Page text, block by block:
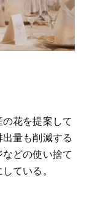
花を提案して
量も削減する
どの使い捨て
ている。